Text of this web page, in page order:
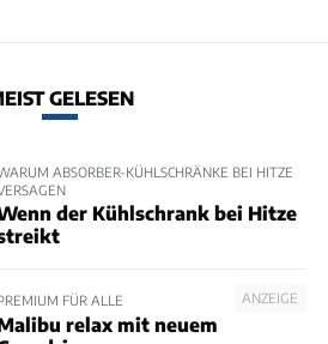
GELESEN
ABSORBER-KÜHLSCHRÄNKE BEI HITZE
der Kühlschrank bei Hitze
ANZEIGE
FÜR ALLE
relax mit neuem